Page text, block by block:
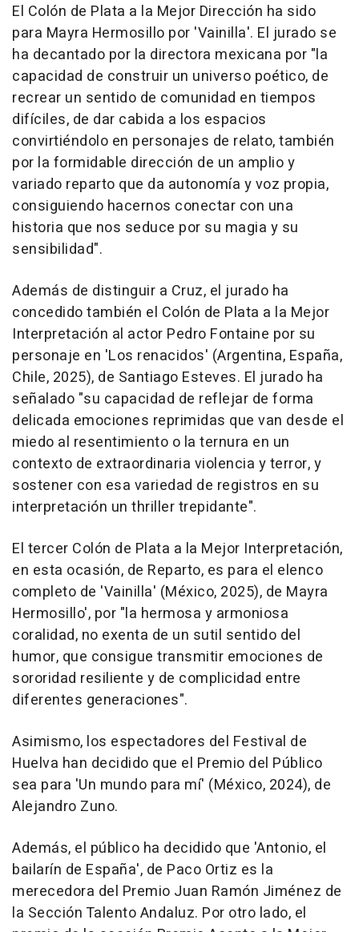
El Colón de Plata a la Mejor Dirección ha sido
para Mayra Hermosillo por 'Vainilla'. El jurado se
ha decantado por la directora mexicana por "la
capacidad de construir un universo poético, de
recrear un sentido de comunidad en tiempos
difíciles, de dar cabida a los espacios
convirtiéndolo en personajes de relato, también
por la formidable dirección de un amplio y
variado reparto que da autonomía y voz propia,
consiguiendo hacernos conectar con una
historia que nos seduce por su magia y su
sensibilidad".
Además de distinguir a Cruz, el jurado ha
concedido también el Colón de Plata a la Mejor
Interpretación al actor Pedro Fontaine por su
personaje en 'Los renacidos' (Argentina, España,
Chile, 2025), de Santiago Esteves. El jurado ha
señalado "su capacidad de reflejar de forma
delicada emociones reprimidas que van desde el
miedo al resentimiento o la ternura en un
contexto de extraordinaria violencia y terror, y
sostener con esa variedad de registros en su
interpretación un thriller trepidante".
El tercer Colón de Plata a la Mejor Interpretación,
en esta ocasión, de Reparto, es para el elenco
completo de 'Vainilla' (México, 2025), de Mayra
Hermosillo', por "la hermosa y armoniosa
coralidad, no exenta de un sutil sentido del
humor, que consigue transmitir emociones de
sororidad resiliente y de complicidad entre
diferentes generaciones".
Asimismo, los espectadores del Festival de
Huelva han decidido que el Premio del Público
sea para 'Un mundo para mí' (México, 2024), de
Alejandro Zuno.
Además, el público ha decidido que 'Antonio, el
bailarín de España', de Paco Ortiz es la
merecedora del Premio Juan Ramón Jiménez de
la Sección Talento Andaluz. Por otro lado, el